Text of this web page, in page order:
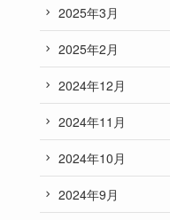
2025年3月
2025年2月
2024年12月
2024年11月
2024年10月
2024年9月